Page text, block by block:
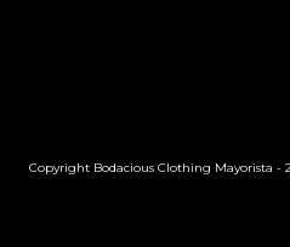
Copyright Bodacious Clothing Mayorista -